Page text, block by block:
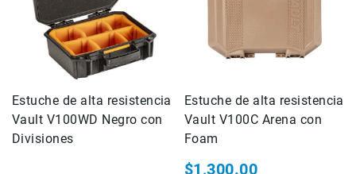
Floyd
Rose
GOLIATH
Hahnemühle
Joby
Kase
Estuche de alta resistencia
Vault V100WD Negro con
Divisiones
Estuche de alta resistencia
Vault V100C Arena con
Foam
$1,300.00